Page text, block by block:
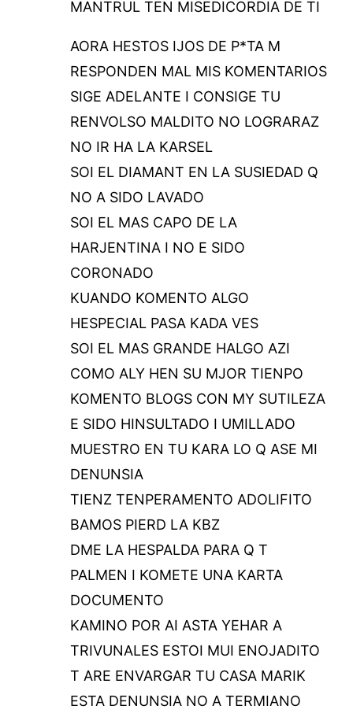
MANTRUL TEN MISEDICORDIA DE TI
AORA HESTOS IJOS DE P*TA M
RESPONDEN MAL MIS KOMENTARIOS
SIGE ADELANTE I CONSIGE TU
RENVOLSO MALDITO NO LOGRARAZ
NO IR HA LA KARSEL
SOI EL DIAMANT EN LA SUSIEDAD Q
NO A SIDO LAVADO
SOI EL MAS CAPO DE LA
HARJENTINA I NO E SIDO
CORONADO
KUANDO KOMENTO ALGO
HESPECIAL PASA KADA VES
SOI EL MAS GRANDE HALGO AZI
COMO ALY HEN SU MJOR TIENPO
KOMENTO BLOGS CON MY SUTILEZA
E SIDO HINSULTADO I UMILLADO
MUESTRO EN TU KARA LO Q ASE MI
DENUNSIA
TIENZ TENPERAMENTO ADOLIFITO
BAMOS PIERD LA KBZ
DME LA HESPALDA PARA Q T
PALMEN I KOMETE UNA KARTA
DOCUMENTO
KAMINO POR AI ASTA YEHAR A
TRIVUNALES ESTOI MUI ENOJADITO
T ARE ENVARGAR TU CASA MARIK
ESTA DENUNSIA NO A TERMIANO